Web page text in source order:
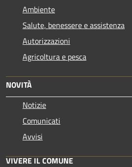
Ambiente
Salute, benessere e assistenza
Autorizzazioni
Agricoltura e pesca
NOVITÀ
Notizie
Comunicati
Avvisi
VIVERE IL COMUNE